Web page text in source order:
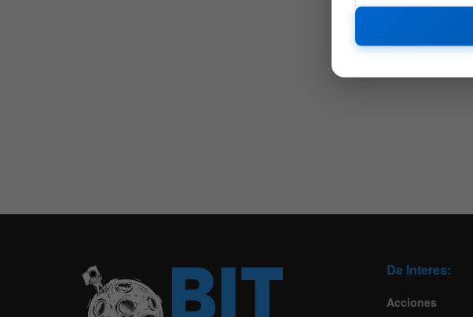
De Interes:
Acciones